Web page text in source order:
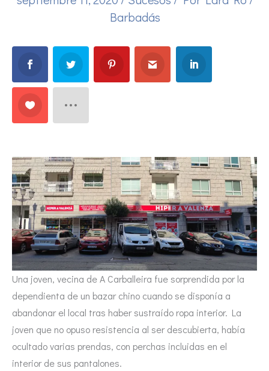
Barbadás
Una joven, vecina de A Carballeira fue sorprendida por la
dependienta de un bazar chino cuando se disponía a
abandonar el local tras haber sustraído ropa interior. La
joven que no opuso resistencia al ser descubierta, había
ocultado varias prendas, con perchas incluidas en el
interior de sus pantalones.